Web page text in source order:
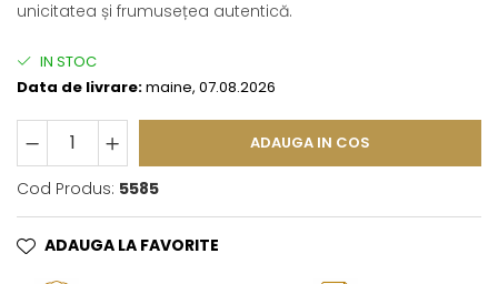
unicitatea și frumusețea autentică.
IN STOC
Data de livrare:maine, 07.08.2026
ADAUGA IN COS
Cod Produs: 5585
ADAUGA LA FAVORITE